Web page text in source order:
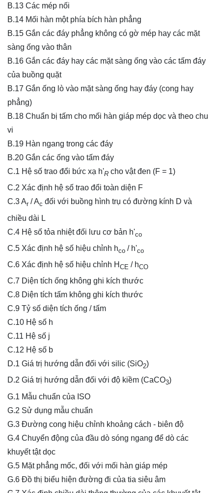
B.13 Các mép nối
B.14 Mối hàn một phía bích hàn phẳng
B.15 Gắn các đáy phẳng không có gờ mép hay các mặt
sàng ống vào thân
B.16 Gắn các đáy hay các mặt sàng ống vào các tấm đáy
của buồng quặt
B.17 Gắn ống lò vào mặt sàng ống hay đáy (cong hay
phẳng)
B.18 Chuẩn bị tấm cho mối hàn giáp mép dọc và theo chu
vi
B.19 Hàn ngang trong các đáy
B.20 Gắn các ống vào tấm đáy
C.1 Hệ số trao đổi bức xạ h'R cho vật đen (F = 1)
C.2 Xác định hệ số trao đổi toàn diện F
C.3 Ar / Ac đối với buồng hình trụ có đường kính D và
chiều dài L
C.4 Hệ số tỏa nhiệt đối lưu cơ bản h'co
C.5 Xác định hệ số hiệu chỉnh hco / h'co
C.6 Xác định hệ số hiệu chỉnh H CE / hCO
C.7 Diện tích ống không ghi kích thước
C.8 Diện tích tấm không ghi kích thước
C.9 Tỷ số diện tích ống / tấm
C.10 Hệ số h
C.11 Hệ số j
C.12 Hệ số b
D.1 Giá trị hướng dẫn đối với silic (SiO2)
D.2 Giá trị hướng dẫn đối với độ kiềm (CaCO3)
G.1 Mẫu chuẩn của ISO
G.2 Sử dụng mẫu chuẩn
G.3 Đường cong hiệu chỉnh khoảng cách - biên độ
G.4 Chuyển động của đầu dò sóng ngang để dò các
khuyết tật dọc
G.5 Mặt phẳng mốc, đối với mối hàn giáp mép
G.6 Đồ thị biểu hiện đường đi của tia siêu âm